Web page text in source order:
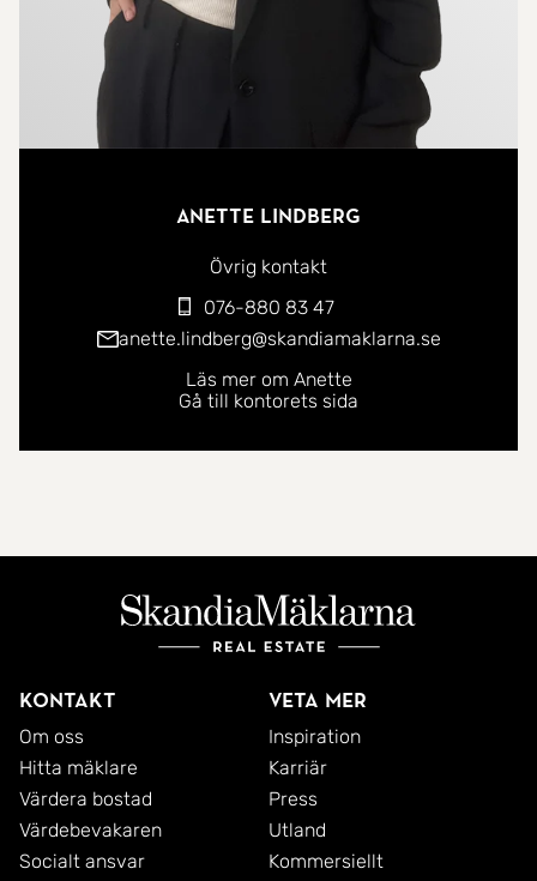
Anette Lindberg
Övrig kontakt
076-880 83 47
anette.lindberg@skandiamaklarna.se
Läs mer om Anette
Gå till kontorets sida
Kontakt
Om oss
Hitta mäklare
Värdera bostad
Värdebevakaren
Socialt ansvar
Veta mer
Inspiration
Karriär
Press
Utland
Kommersiellt